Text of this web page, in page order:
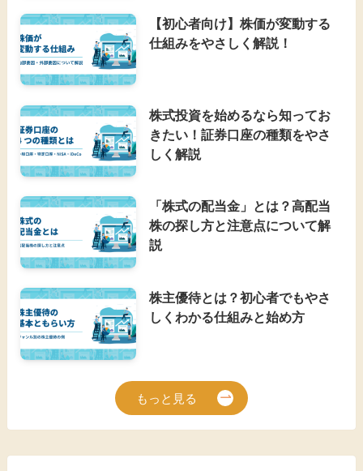
【初心者向け】株価が変動する
仕組みをやさしく解説！
株式投資を始めるなら知ってお
きたい！証券口座の種類をやさ
しく解説
「株式の配当金」とは？高配当
株の探し方と注意点について解
説
株主優待とは？初心者でもやさ
しくわかる仕組みと始め方
もっと見る